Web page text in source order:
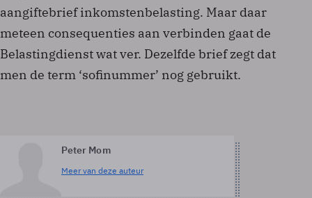
aangiftebrief inkomstenbelasting. Maar daar
meteen consequenties aan verbinden gaat de
Belastingdienst wat ver. Dezelfde brief zegt dat
men de term ‘sofinummer’ nog gebruikt.
Peter Mom
Meer van deze auteur